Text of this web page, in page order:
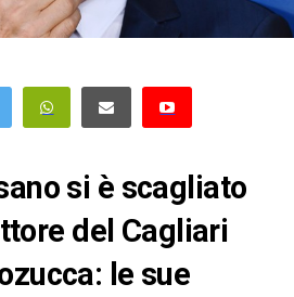
si è scagliato
del Cagliari
le sue